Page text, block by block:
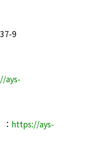
9
ays-
https://ays-